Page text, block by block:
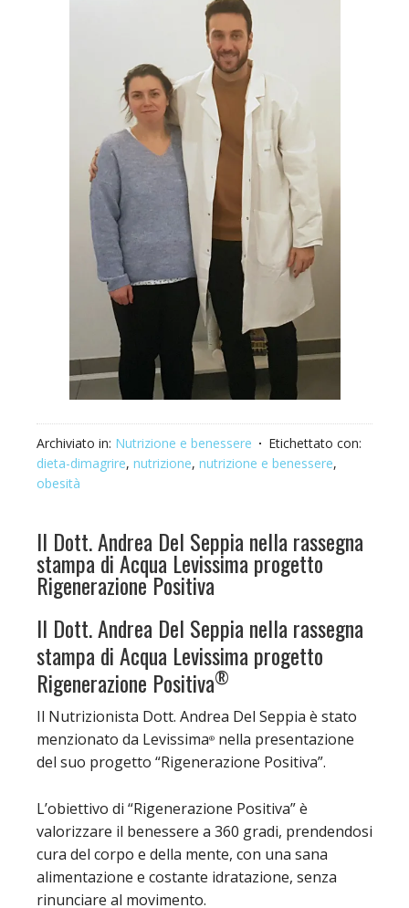
Archiviato in: Nutrizione e benessere
Etichettato con:
dieta-dimagrire, nutrizione, nutrizione e benessere,
obesità
Il Dott. Andrea Del Seppia nella rassegna
stampa di Acqua Levissima progetto
Rigenerazione Positiva
Il Dott. Andrea Del Seppia nella rassegna
stampa di Acqua Levissima progetto
Rigenerazione Positiva®
Il Nutrizionista Dott. Andrea Del Seppia è stato
menzionato da Levissima® nella presentazione
del suo progetto “Rigenerazione Positiva”.
L’obiettivo di “Rigenerazione Positiva” è
valorizzare il benessere a 360 gradi, prendendosi
cura del corpo e della mente, con una sana
alimentazione e costante idratazione, senza
rinunciare al movimento.